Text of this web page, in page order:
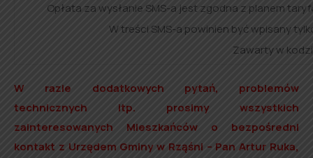
Opłata za wysłanie SMS-a jest zgodna z planem
W treści SMS-a powinien być wpisany
Zawarty w
W razie dodatkowych pytań, problemów
technicznych itp. prosimy wszystkich
zainteresowanych Mieszkańców o bezpośredni
kontakt z Urzędem Gminy w Rząśni – Pan Artur Ruka,